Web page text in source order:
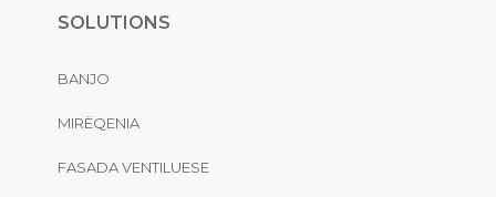
SOLUTIONS
BANJO
MIRËQENIA
FASADA VENTILUESE